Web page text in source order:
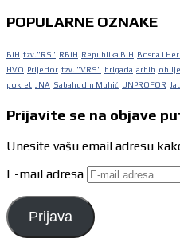
POPULARNE OZNAKE
BiH tzv."RS" RBiH Republika BiH Bosna i
HVO Prijedor tzv. "VRS" brigada arbih
pokret JNA Sabahudin Muhić UNPROFOR
Prijavite se na objave
Unesite vašu email adresu
E-mail adresa
Prijava